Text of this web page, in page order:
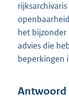
het
advies die
beperkingen
Antwoord